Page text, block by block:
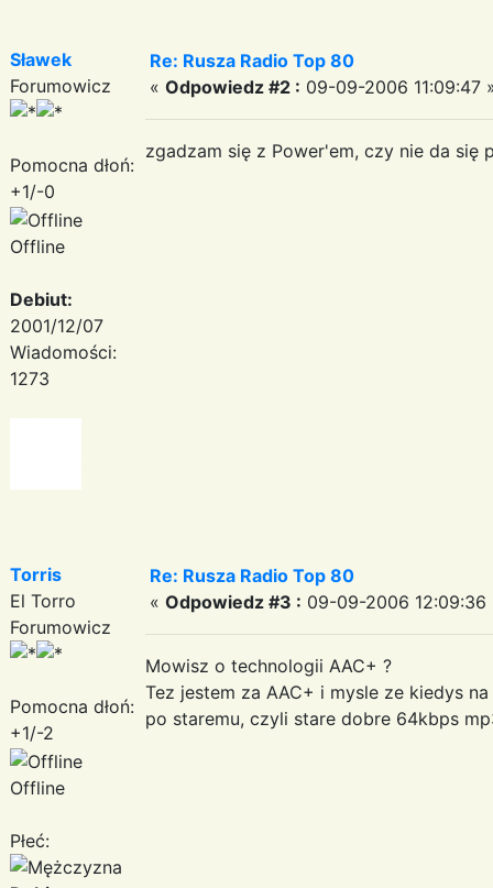
Sławek
Forumowicz
Pomocna dłoń:
+1/-0
Offline
Debiut:
2001/12/07
Wiadomości:
1273
Re: Rusza Radio Top 80
« Odpowiedz #2 : 09-09-2006 11:09:47
zgadzam się z Power'em, czy nie da się
Torris
El Torro
Forumowicz
Pomocna dłoń:
+1/-2
Offline
Płeć:
Re: Rusza Radio Top 80
« Odpowiedz #3 : 09-09-2006 12:09:36
Mowisz o technologii AAC+ ?
Tez jestem za AAC+ i mysle ze kiedys
po staremu, czyli stare dobre 64kbps